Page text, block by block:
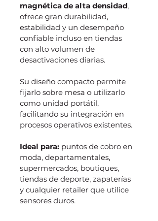
magnética de alta densidad,
ofrece gran durabilidad,
estabilidad y un desempeño
confiable incluso en tiendas
con alto volumen de
desactivaciones diarias.
Su diseño compacto permite
fijarlo sobre mesa o utilizarlo
como unidad portátil,
facilitando su integración en
procesos operativos existentes.
Ideal para: puntos de cobro en
moda, departamentales,
supermercados, boutiques,
tiendas de deporte, zapaterías
y cualquier retailer que utilice
sensores duros.